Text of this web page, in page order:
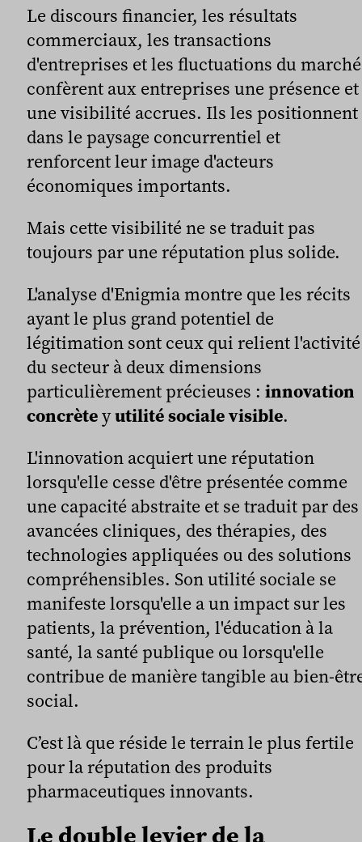
Le discours financier, les résultats
commerciaux, les transactions
d'entreprises et les fluctuations du marché
confèrent aux entreprises une présence et
une visibilité accrues. Ils les positionnent
dans le paysage concurrentiel et
renforcent leur image d'acteurs
économiques importants.
Mais cette visibilité ne se traduit pas
toujours par une réputation plus solide.
L'analyse d'Enigmia montre que les récits
ayant le plus grand potentiel de
légitimation sont ceux qui relient l'activité
du secteur à deux dimensions
particulièrement précieuses : innovation
concrèteyutilité sociale visible.
L'innovation acquiert une réputation
lorsqu'elle cesse d'être présentée comme
une capacité abstraite et se traduit par des
avancées cliniques, des thérapies, des
technologies appliquées ou des solutions
compréhensibles. Son utilité sociale se
manifeste lorsqu'elle a un impact sur les
patients, la prévention, l'éducation à la
santé, la santé publique ou lorsqu'elle
contribue de manière tangible au bien-
social.
C’est là que réside le terrain le plus fertile
pour la réputation des produits
pharmaceutiques innovants.